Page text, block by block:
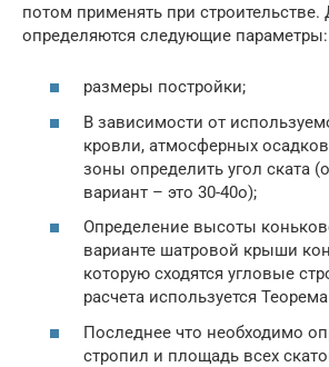
потом применять при строительстве.
определяются следующие параметры:
размеры постройки;
В зависимости от
кровли, атмосферных
зоны определить угол ската
вариант – это 30-40о);
Определение высоты
варианте шатровой крыши
которую сходятся угловые
расчета используется
Последнее что необходимо
стропил и площадь всех